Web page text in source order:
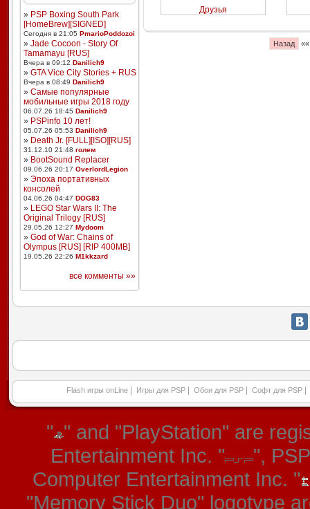
» PSP Boxing South Park
[HomeBrew][SIGNED]
Сегодня в 21:05 PmarioPoddozoi
» Jade Cocoon - Story Of
Tamamayu [RUS]
Вчера в 09:12 Danilich9
» GTA Vice City Stories + RUS
Вчера в 08:49 Danilich9
» Самые популярные
мобильные игры 2018 году
06.07.26 18:45 Danilich9
» PSPinfo 10 лет!
05.07.26 05:53 Danilich9
» Death Jr. [FULL][ISO][RUS]
31.12.10 21:48 голем
» BootSound Replacer
09.06.26 20:17 OverlordLegion
» Эпоха портативных
консолей
04.06.26 04:47 DOG83
» LEGO Star Wars II: The
Original Trilogy [RUS]
29.05.26 12:27 Mydoom
» God of War: Chains of
Olympus [RUS] [RIP 400MB]
19.05.26 22:26 M1kkzard
все комменты »»
Друзья
Назад
Flash игры onLine Игры для PSP Обои для PSP Софт для PSP
" " and "PlayStation" are
Entertainment Inc. "
",
Computer Entertainment Inc. "
"Memory Stick Duo" logotype